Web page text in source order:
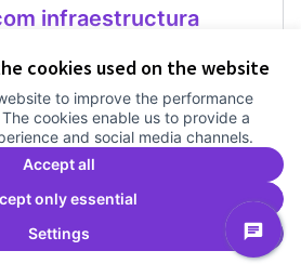
cookies used on the website
to improve the performance
cookies enable us to provide a
and social media channels.
Accept all
only essential
Settings
infraestructura
VotePilot guifinet com